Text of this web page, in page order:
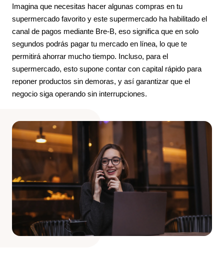
Imagina que necesitas hacer algunas compras en tu
supermercado favorito y este supermercado ha habilitado el
canal de pagos mediante Bre-B, eso significa que en solo
segundos podrás pagar tu mercado en línea, lo que te
permitirá ahorrar mucho tiempo. Incluso, para el
supermercado, esto supone contar con capital rápido para
reponer productos sin demoras, y así garantizar que el
negocio siga operando sin interrupciones.